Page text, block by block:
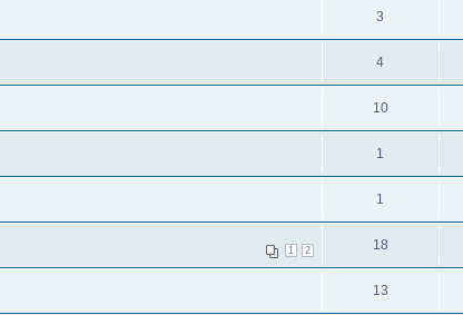
3
4
10
1
1
1 2 18
13